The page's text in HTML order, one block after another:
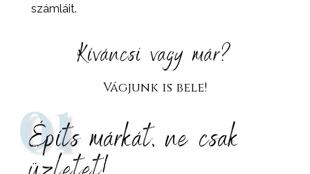
számláit.
Kíváncsi vagy már?
Vágjunk is bele!
01
Építs márkát, ne csak